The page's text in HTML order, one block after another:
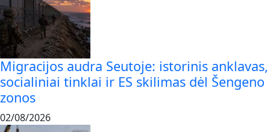
Migracijos audra Seutoje: istorinis anklavas,
socialiniai tinklai ir ES skilimas dėl Šengeno
zonos
02/08/2026